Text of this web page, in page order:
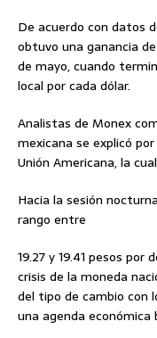
De acuerdo con datos
obtuvo una ganancia
de mayo, cuando
local por cada dólar.
Analistas de Monex
mexicana se explicó
Unión Americana, la
Hacia la sesión
rango entre
19.27 y 19.41 pesos por
crisis de la moneda
del tipo de cambio con
una agenda